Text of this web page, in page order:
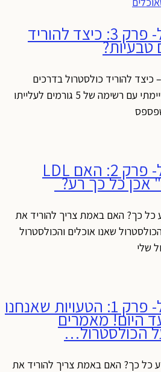
מיתוס הכולסטרול- פרק 3: כיצד להוריד
להוריד כולסטרול בדרכים
טבעיות את הפרק הקודם סיימתי עם רשימה של 5 גורמים לעלייתו
מיתוס הכולסטרול- פרק 2: האם LDL
אכן כל כך רע?
כל כך? האם באמת צריך להוריד את
שאנו אוכלים והכולסטרול
שלי
מיתוס הכולסטרול- פרק 1: הטעויות שאנחנו
היום! מאמרים
הכולסטרול…
כל כך? האם באמת צריך להוריד את